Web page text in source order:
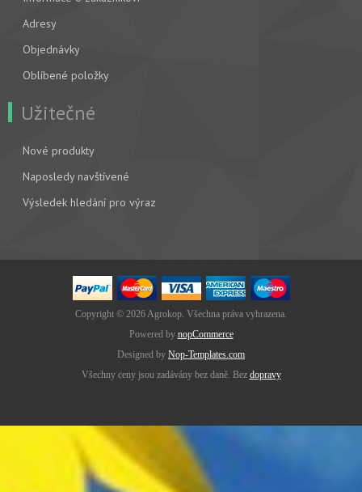
Adresy
Objednávky
Oblíbené položky
Užitečné
Nové produkty
Naposledy navštívené
Výsledek hledání pro výraz
Copyright © 2026 Agrokop. Všechna práva vyhrazena.
Powered by nopCommerce
Designed by Nop-Templates.com
Všechny ceny jsou zadávány bez daně. Bez dopravy